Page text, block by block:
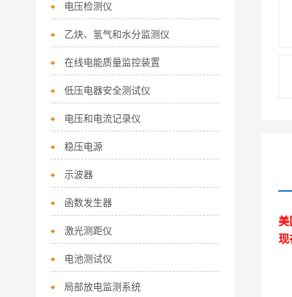
美
现
电压检测仪
乙炔、氢气和水分监测仪
在线电能质量监控装置
低压电器安全测试仪
电压和电流记录仪
稳压电源
示波器
函数发生器
激光测距仪
电池测试仪
局部放电监测系统